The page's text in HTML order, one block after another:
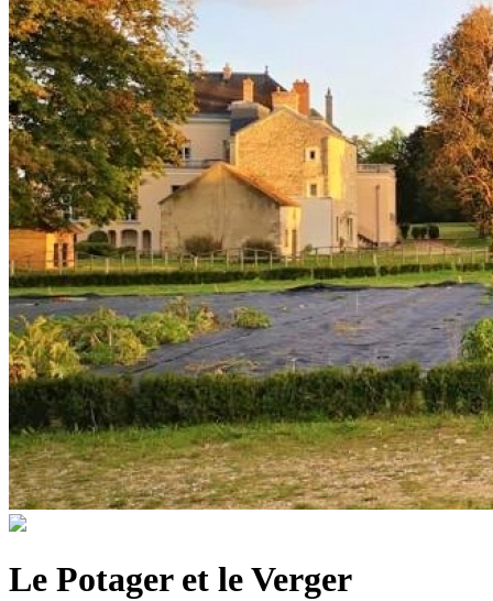
Le Potager et le Verger